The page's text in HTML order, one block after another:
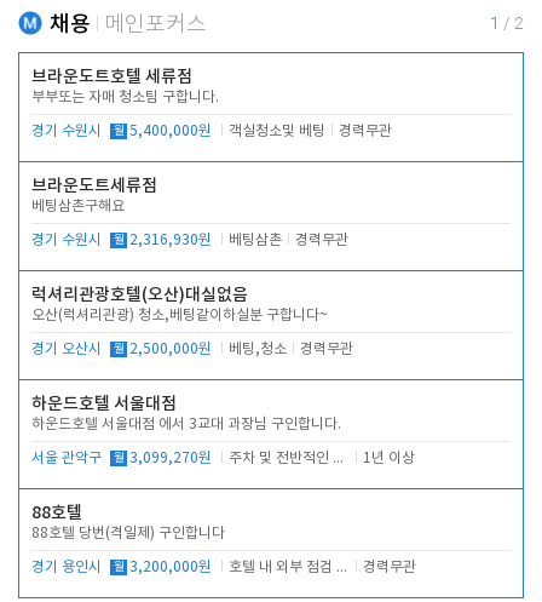
채용 메인포커스 1 / 2
브라운도트호텔 세류점
부부또는 자매 청소팀 구합니다.
경기 수원시 월 5,400,000원 객실청소및 베팅 경력무관
브라운도트세류점
베팅삼촌구해요
경기 수원시 월 2,316,930원 베팅삼촌 경력무관
럭셔리관광호텔(오산)대실없음
오산(럭셔리관광) 청소,베팅같이하실분 구합니다~
경기 오산시 월 2,500,000원 베팅,청소 경력무관
하운드호텔 서울대점
하운드호텔 서울대점 에서 3교대 과장님 구인합니다.
서울 관악구 월 3,099,270원 주차 및 전반적인 당번업무 1년 이상
88호텔
88호텔 당번(격일제) 구인합니다
경기 용인시 월 3,200,000원 호텔 내 외부 점검 및 프런트 운영 경력무관